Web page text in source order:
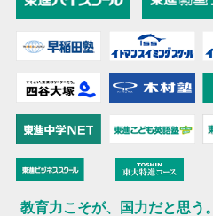
教育力こそが、国力だと思う。